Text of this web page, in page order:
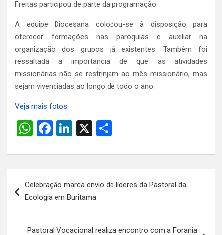
Freitas participou de parte da programação.
A equipe Diocesana colocou-se à disposição para
oferecer formações nas paróquias e auxiliar na
organização dos grupos já existentes. Também foi
ressaltada a importância de que as atividades
missionárias não se restrinjam ao mês missionário, mas
sejam vivenciadas ao longo de todo o ano.
Veja mais fotos.
W
at
A
p
F
ce
o
k
Li
ke
n
X
ar
de
Celebração marca envio de líderes da Pastoral da
Ecologia em Buritama
Pastoral Vocacional realiza encontro com a Forania